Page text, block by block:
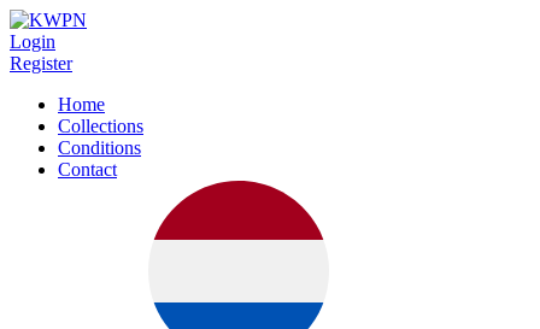
Login
Register
Home
Collections
Conditions
Contact